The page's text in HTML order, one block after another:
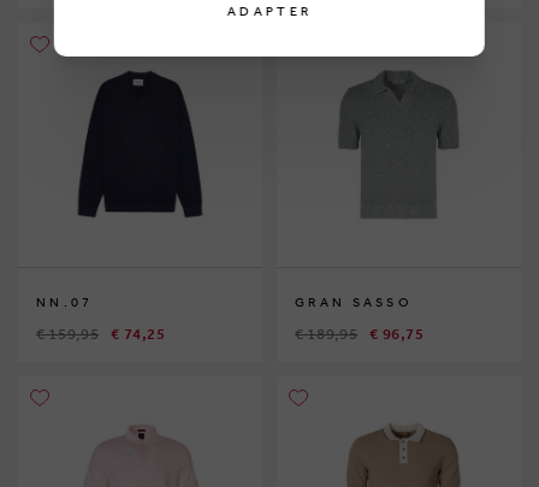
NN.07
€ 159,95 € 74,25
GRAN SASSO
€ 189,95 € 96,75
ADAPTER